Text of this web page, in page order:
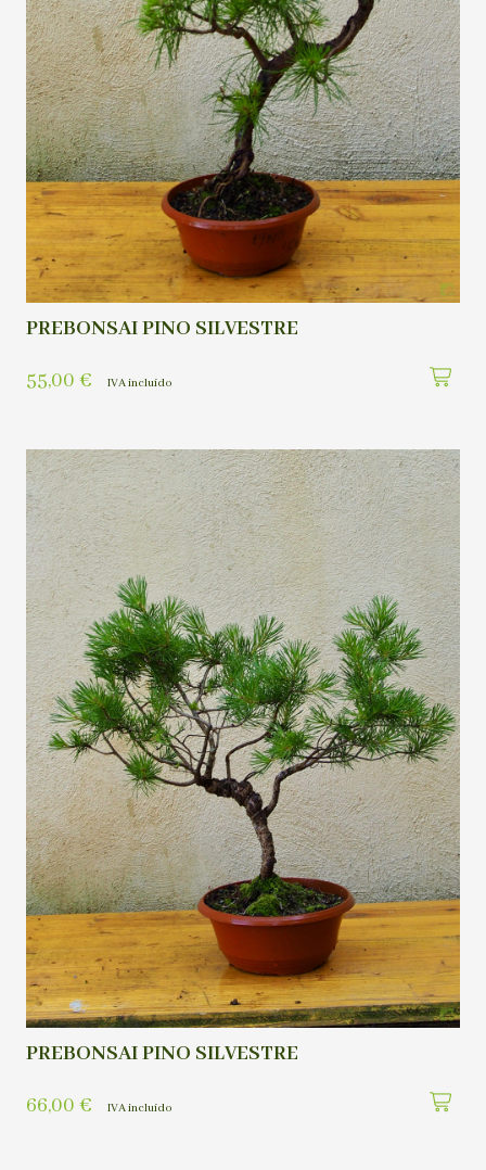
PREBONSAI PINO SILVESTRE
55,00 € IVA incluído
PREBONSAI PINO SILVESTRE
66,00 € IVA incluído